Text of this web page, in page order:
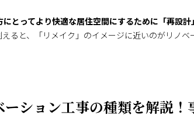
とってより快適な居住空間にするために「再設計
ると、「リメイク」のイメージに近いのがリノベ
ーション工事の種類を解説！